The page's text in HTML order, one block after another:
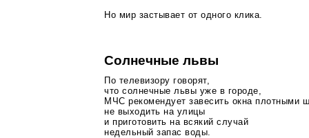
Но мир застывает от одного клика.
Солнечные львы
По телевизору говорят,
что солнечные львы уже в городе,
МЧС рекомендует завесить окна плотными
не выходить на улицы
и приготовить на всякий случай
недельный запас воды.